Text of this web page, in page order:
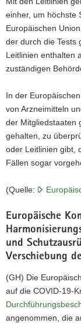
einher, um höchste
Europäischen
der durch die Tests
Leitlinien enthalten
zuständigen
In der
von Arzneimitteln
der Mitgliedstaaten
gehalten, zu
oder Leitlinien gibt,
Fällen sogar
(Quelle:
Europäische
und
Verschiebung
(GH) Die
auf die COVID-19-
angenommen, die